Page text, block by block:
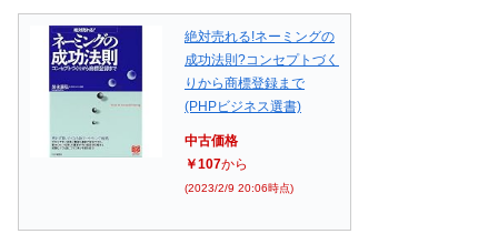
絶対売れる!ネーミングの
成功法則?コンセプトづく
りから商標登録まで
(PHPビジネス選書)
中古価格
￥107から
(2023/2/9 20:06時点)